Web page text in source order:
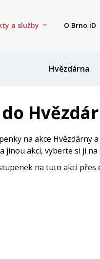
a služby O Brno iD
Hvězdárna
na akce Hvězdárny
jinou akci, vyberte si ji
na tuto akci přes